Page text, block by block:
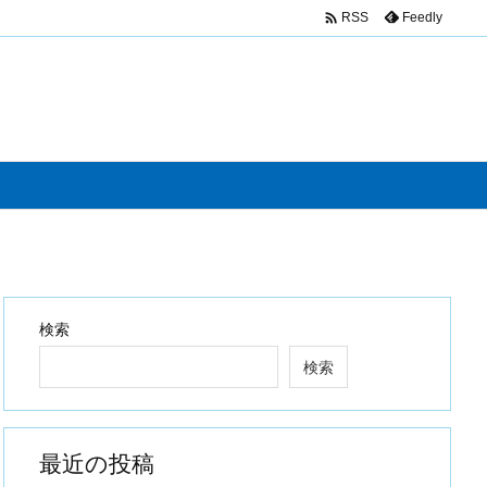
 RSS Feedly
検索
検索
最近の投稿